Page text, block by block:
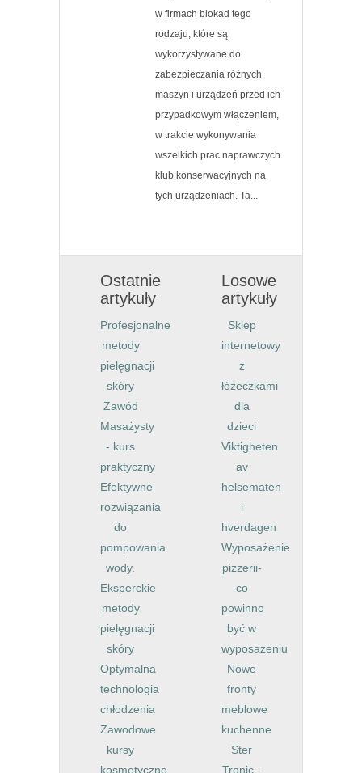
w firmach blokad tego
rodzaju, które są
wykorzystywane do
zabezpieczania różnych
maszyn i urządzeń przed ich
przypadkowym włączeniem,
w trakcie wykonywania
wszelkich prac naprawczych
klub konserwacyjnych na
tych urządzeniach. Ta...
Ostatnie
artykuły
Profesjonalne
metody
pielęgnacji
skóry
Zawód
Masażysty
- kurs
praktyczny
Efektywne
rozwiązania
do
pompowania
wody.
Eksperckie
metody
pielęgnacji
skóry
Optymalna
technologia
chłodzenia
Zawodowe
kursy
kosmetyczne
Losowe
artykuły
Sklep
internetowy
z
łóżeczkami
dla
dzieci
Viktigheten
av
helsematen
i
hverdagen
Wyposażenie
pizzerii-
co
powinno
być w
wyposażeniu
Nowe
fronty
meblowe
kuchenne
Ster
Tronic -